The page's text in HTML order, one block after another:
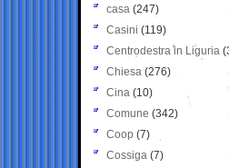
casa (247)
Casini (119)
Centrodestra in Liguria
Chiesa (276)
Cina (10)
Comune (342)
Coop (7)
Cossiga (7)